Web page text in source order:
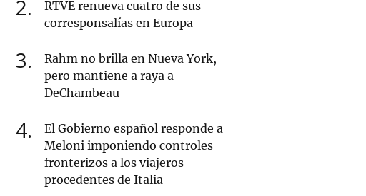
2
RTVE renueva cuatro de sus
corresponsalías en Europa
3
Rahm no brilla en Nueva York,
pero mantiene a raya a
DeChambeau
4
El Gobierno español responde a
Meloni imponiendo controles
fronterizos a los viajeros
procedentes de Italia